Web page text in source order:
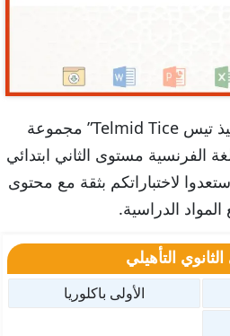
تجدون هنا في موقعنا “تلميذ تيس Telmid Tice” مجموعة
الفرنسية مستوى الثاني ابتدائي
لاختباراتكم بثقة مع محتوى
الدراسية.
التأهيلي
الأولى باكلوريا